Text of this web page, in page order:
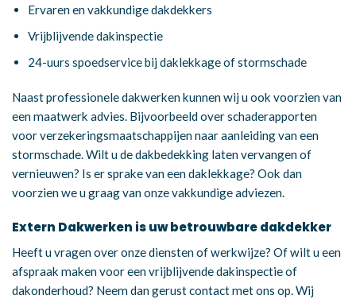
Ervaren en vakkundige dakdekkers
Vrijblijvende dakinspectie
24-uurs spoedservice bij daklekkage of stormschade
Naast professionele dakwerken kunnen wij u ook voorzien van
een maatwerk advies. Bijvoorbeeld over schaderapporten
voor verzekeringsmaatschappijen naar aanleiding van een
stormschade. Wilt u de dakbedekking laten vervangen of
vernieuwen? Is er sprake van een daklekkage? Ook dan
voorzien we u graag van onze vakkundige adviezen.
Extern Dakwerken is uw betrouwbare dakdekker
Heeft u vragen over onze diensten of werkwijze? Of wilt u een
afspraak maken voor een vrijblijvende dakinspectie of
dakonderhoud? Neem dan gerust contact met ons op. Wij